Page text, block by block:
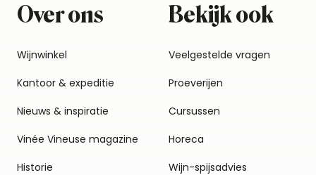
Over ons
Wijnwinkel
Kantoor & expeditie
Nieuws & inspiratie
Vinée Vineuse magazine
Historie
Bekijk ook
Veelgestelde vragen
Proeverijen
Cursussen
Horeca
Wijn-spijsadvies